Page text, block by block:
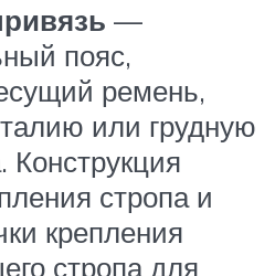
—
пояс,
ремень,
или грудную
Конструкция
стропа и
крепления
стропа для